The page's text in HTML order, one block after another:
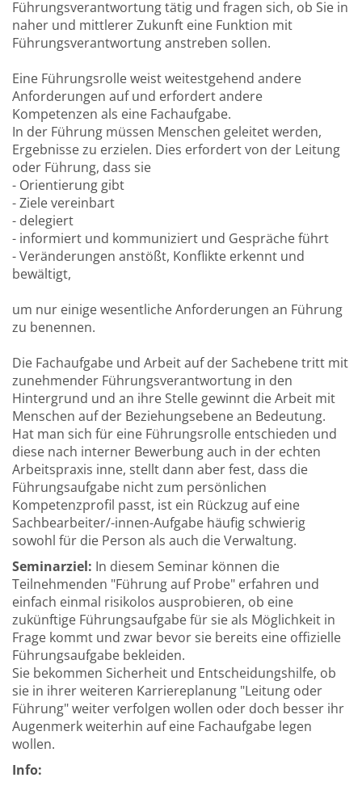
Führungsverantwortung tätig und fragen sich, ob Sie in
naher und mittlerer Zukunft eine Funktion mit
Führungsverantwortung anstreben sollen.
Eine Führungsrolle weist weitestgehend andere
Anforderungen auf und erfordert andere
Kompetenzen als eine Fachaufgabe.
In der Führung müssen Menschen geleitet werden,
Ergebnisse zu erzielen. Dies erfordert von der Leitung
oder Führung, dass sie
- Orientierung gibt
- Ziele vereinbart
- delegiert
- informiert und kommuniziert und Gespräche führt
- Veränderungen anstößt, Konflikte erkennt und
bewältigt,
um nur einige wesentliche Anforderungen an Führung
zu benennen.
Die Fachaufgabe und Arbeit auf der Sachebene tritt mit
zunehmender Führungsverantwortung in den
Hintergrund und an ihre Stelle gewinnt die Arbeit mit
Menschen auf der Beziehungsebene an Bedeutung.
Hat man sich für eine Führungsrolle entschieden und
diese nach interner Bewerbung auch in der echten
Arbeitspraxis inne, stellt dann aber fest, dass die
Führungsaufgabe nicht zum persönlichen
Kompetenzprofil passt, ist ein Rückzug auf eine
Sachbearbeiter/-innen-Aufgabe häufig schwierig
sowohl für die Person als auch die Verwaltung.
Seminarziel: In diesem Seminar können die
Teilnehmenden "Führung auf Probe" erfahren und
einfach einmal risikolos ausprobieren, ob eine
zukünftige Führungsaufgabe für sie als Möglichkeit in
Frage kommt und zwar bevor sie bereits eine offizielle
Führungsaufgabe bekleiden.
Sie bekommen Sicherheit und Entscheidungshilfe, ob
sie in ihrer weiteren Karriereplanung "Leitung oder
Führung" weiter verfolgen wollen oder doch besser ihr
Augenmerk weiterhin auf eine Fachaufgabe legen
wollen.
Info: